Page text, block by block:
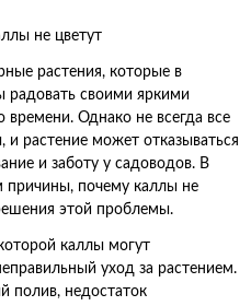
растения, которые в
радовать своими яркими
Однако не всегда все
и растение может отказываться
и заботу у садоводов. В
причины, почему каллы не
этой проблемы.
каллы могут
уход за растением.
полив, недостаток